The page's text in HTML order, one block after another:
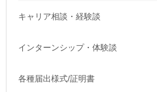
キャリア相談・経験談
インターンシップ・体験談
各種届出様式/証明書